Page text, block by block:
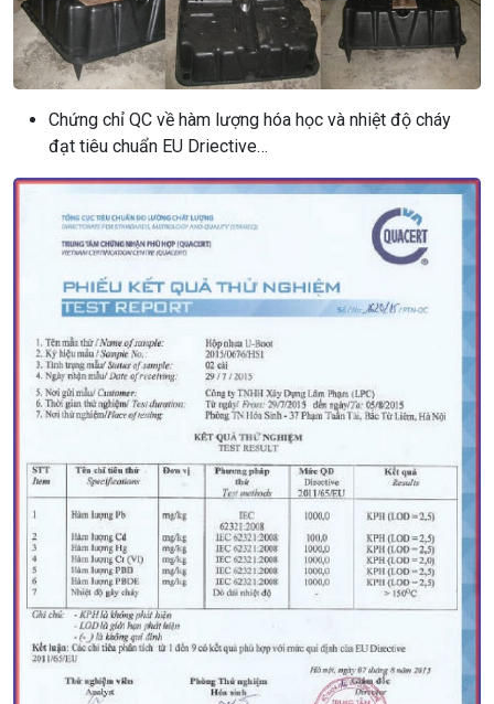
Chứng chỉ QC về hàm lượng hóa học và nhiệt độ cháy
đạt tiêu chuẩn EU Driective…